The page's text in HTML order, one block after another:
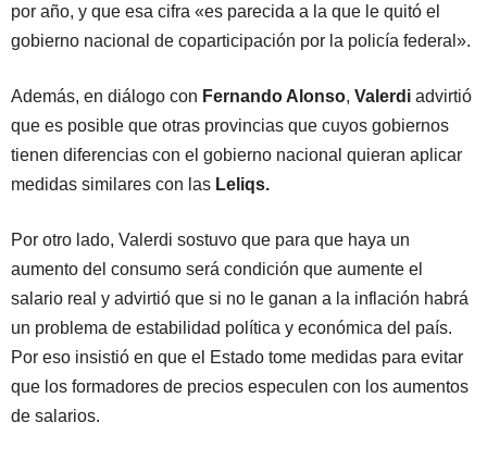
por año, y que esa cifra «es parecida a la que le quitó el
gobierno nacional de coparticipación por la policía federal».
Además, en diálogo con Fernando Alonso, Valerdi advirtió
que es posible que otras provincias que cuyos gobiernos
tienen diferencias con el gobierno nacional quieran aplicar
medidas similares con las Leliqs.
Por otro lado, Valerdi sostuvo que para que haya un
aumento del consumo será condición que aumente el
salario real y advirtió que si no le ganan a la inflación habrá
un problema de estabilidad política y económica del país.
Por eso insistió en que el Estado tome medidas para evitar
que los formadores de precios especulen con los aumentos
de salarios.